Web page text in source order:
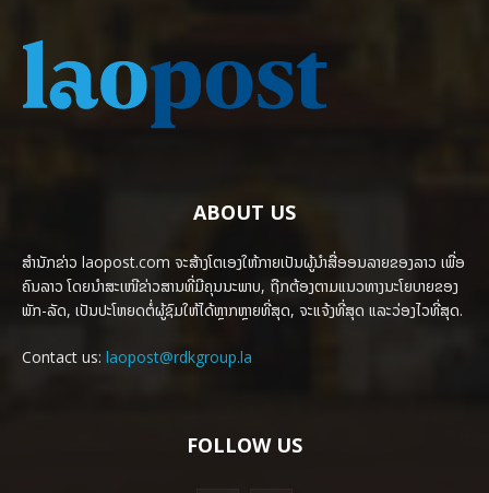
ABOUT US
ສຳນັກຂ່າວ laopost.com ຈະສ້າງໂຕເອງໃຫ້ກາຍເປັນຜູ້ນຳສື່ອອນລາຍຂອງລາວ ເພື່ອ
ຄົນລາວ ໂດຍນຳສະເໜີຂ່າວສານທີ່ມີຄຸນນະພາບ, ຖືກຕ້ອງຕາມແນວທາງນະໂຍບາຍຂອງ
ພັກ-ລັດ, ເປັນປະໂຫຍດຕໍ່ຜູ້ຊົມໃຫ້ໄດ້ຫຼາກຫຼາຍທີ່ສຸດ, ຈະແຈ້ງທີ່ສຸດ ແລະວ່ອງໄວທີ່ສຸດ.
Contact us: laopost@rdkgroup.la
FOLLOW US